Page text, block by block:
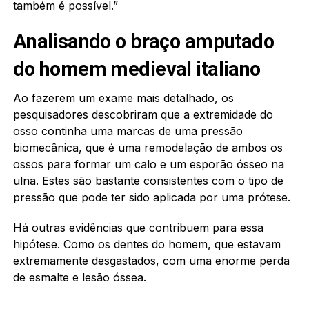
também é possível.”
Analisando o braço amputado
do homem medieval italiano
Ao fazerem um exame mais detalhado, os
pesquisadores descobriram que a extremidade do
osso continha uma marcas de uma pressão
biomecânica, que é uma remodelação de ambos os
ossos para formar um calo e um esporão ósseo na
ulna. Estes são bastante consistentes com o tipo de
pressão que pode ter sido aplicada por uma prótese.
Há outras evidências que contribuem para essa
hipótese. Como os dentes do homem, que estavam
extremamente desgastados, com uma enorme perda
de esmalte e lesão óssea.